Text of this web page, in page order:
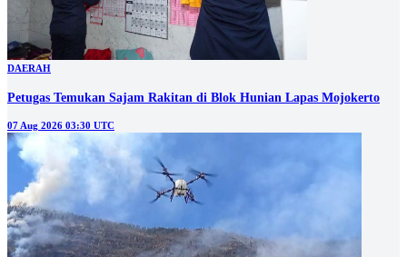
DAERAH
Petugas Temukan Sajam Rakitan di Blok Hunian Lapas Mojokerto
07 Aug 2026 03:30 UTC